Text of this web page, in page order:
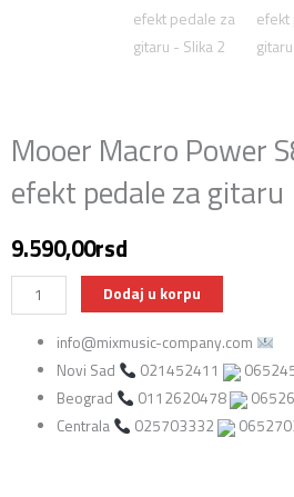
Mooer Macro Power
efekt pedale za gitaru
9.590,00rsd
Mooer
Macro
Power
napajanje
Dodaj u korpu
info@mixmusic-company.com
Novi Sad
021452411
Beograd
0112620478
Centrala
025703332